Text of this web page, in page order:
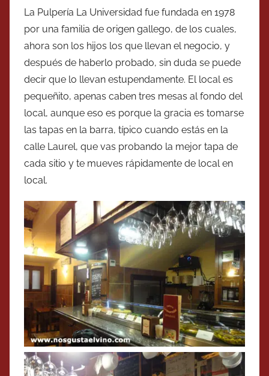
La Pulpería La Universidad fue fundada en 1978
por una familia de origen gallego, de los cuales,
ahora son los hijos los que llevan el negocio, y
después de haberlo probado, sin duda se puede
decir que lo llevan estupendamente. El local es
pequeñito, apenas caben tres mesas al fondo del
local, aunque eso es porque la gracia es tomarse
las tapas en la barra, típico cuando estás en la
calle Laurel, que vas probando la mejor tapa de
cada sitio y te mueves rápidamente de local en
local.